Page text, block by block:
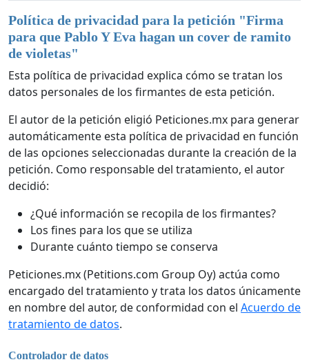
Política de privacidad para la petición "Firma
para que Pablo Y Eva hagan un cover de ramito
de violetas"
Esta política de privacidad explica cómo se tratan los
datos personales de los firmantes de esta petición.
El autor de la petición eligió Peticiones.mx para generar
automáticamente esta política de privacidad en función
de las opciones seleccionadas durante la creación de la
petición. Como responsable del tratamiento, el autor
decidió:
¿Qué información se recopila de los firmantes?
Los fines para los que se utiliza
Durante cuánto tiempo se conserva
Peticiones.mx (Petitions.com Group Oy) actúa como
encargado del tratamiento y trata los datos únicamente
en nombre del autor, de conformidad con el Acuerdo de
tratamiento de datos.
Controlador de datos